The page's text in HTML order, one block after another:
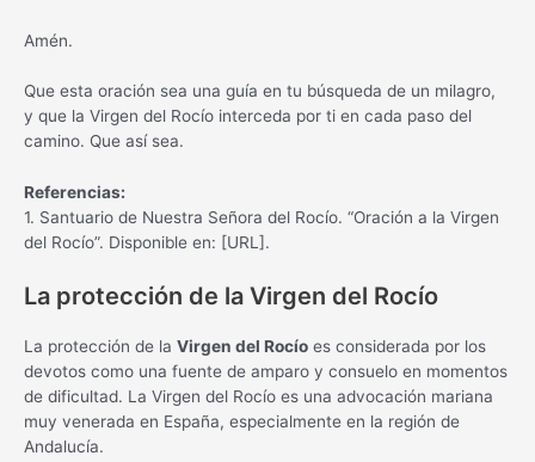
Amén.
Que esta oración sea una guía en tu búsqueda de un milagro,
y que la Virgen del Rocío interceda por ti en cada paso del
camino. Que así sea.
Referencias:
1. Santuario de Nuestra Señora del Rocío. “Oración a la Virgen
del Rocío”. Disponible en: [URL].
La protección de la Virgen del Rocío
La protección de la Virgen del Rocío es considerada por los
devotos como una fuente de amparo y consuelo en momentos
de dificultad. La Virgen del Rocío es una advocación mariana
muy venerada en España, especialmente en la región de
Andalucía.